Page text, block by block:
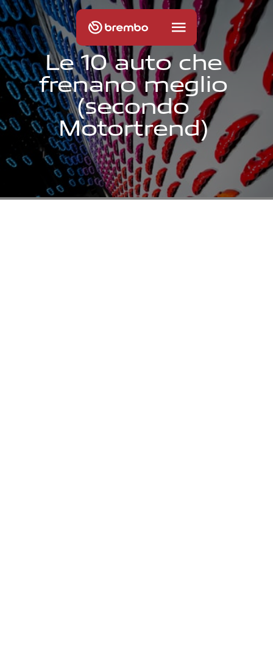
Le 10 auto che
frenano meglio
(secondo
Motortrend)